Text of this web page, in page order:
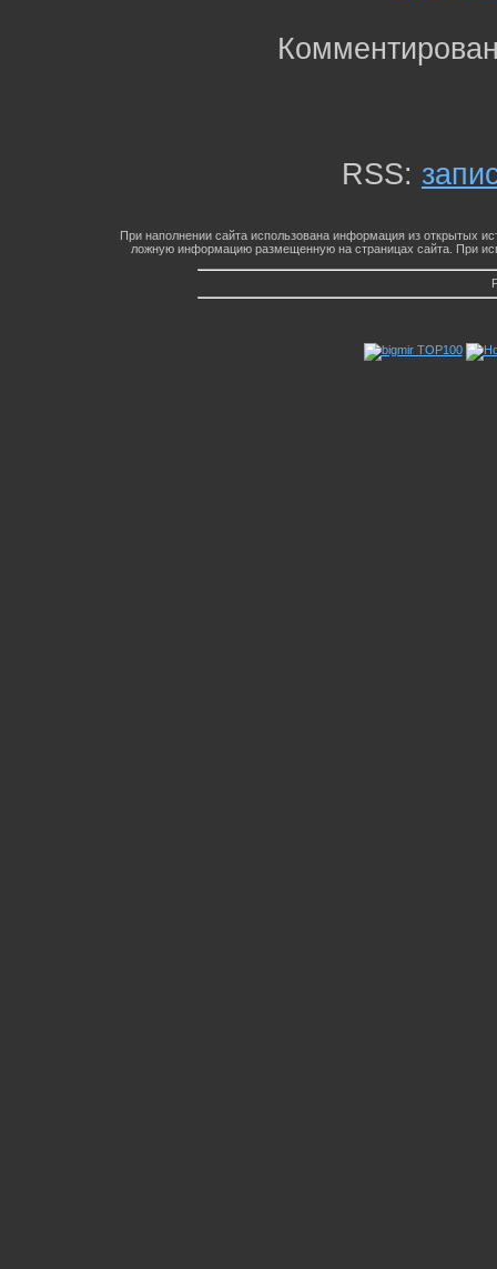
RSS:
При наполнении сайта использована информация из открытых
ложную информацию размещенную на страницах сайта. При